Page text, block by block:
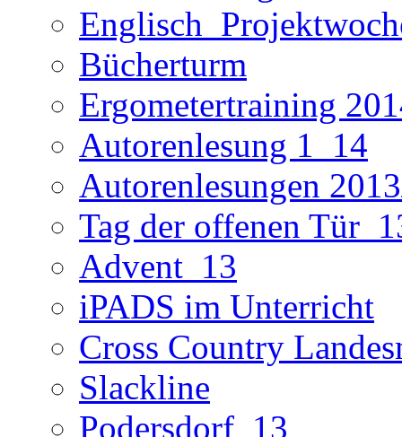
Bücherturm
Ergometertraining
Autorenlesung 1_14
Autorenlesungen
Tag der offenen
Advent_13
iPADS im Unterricht
Cross Country
Slackline
Podersdorf_13